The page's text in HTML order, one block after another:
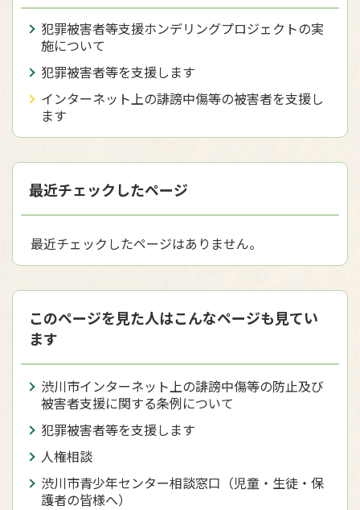
犯罪被害者等支援ホンデリングプロジェクトの実
施について
犯罪被害者等を支援します
インターネット上の誹謗中傷等の被害者を支援し
ます
最近チェックしたページ
最近チェックしたページはありません。
このページを見た人はこんなページも見てい
ます
渋川市インターネット上の誹謗中傷等の防止及び
被害者支援に関する条例について
犯罪被害者等を支援します
人権相談
渋川市青少年センター相談窓口（児童・生徒・保
護者の皆様へ）